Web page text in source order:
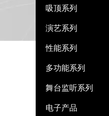
吸顶系列
演艺系列
性能系列
多功能系列
舞台监听系列
电子产品